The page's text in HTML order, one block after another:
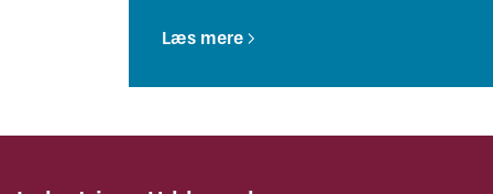
Læs mere